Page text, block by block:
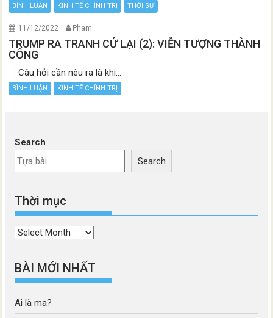
BÌNH LUẬN KINH TẾ CHÍNH TRỊ THỜI SỰ
11/12/2022 Pham
TRUMP RA TRANH CỬ LẠI (2): VIỄN TƯỢNG THÀNH
CÔNG
Câu hỏi cần nêu ra là khi...
BÌNH LUẬN KINH TẾ CHÍNH TRỊ
Search
Search
Thời mục
Thời
BÀI MỚI NHẤT
Ai là ma?